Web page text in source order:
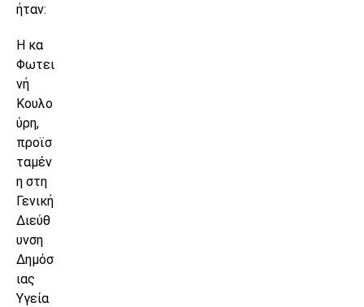
ήταν:
Η κα
Φωτει
νή
Κουλο
ύρη,
προϊσ
ταμέν
η στη
Γενική
Διεύθ
υνση
Δημόσ
ιας
Υγεία